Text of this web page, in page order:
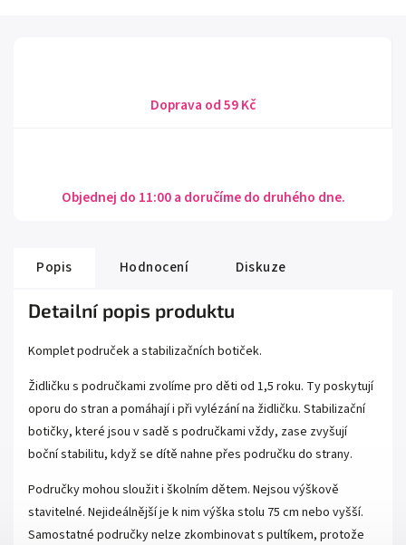
Doprava od 59 Kč
Objednej do 11:00 a doručíme do druhého dne.
Popis Hodnocení Diskuze
Detailní popis produktu
Komplet područek a stabilizačních botiček.
Židličku s područkami zvolíme pro děti od 1,5 roku. Ty poskytují
oporu do stran a pomáhají i při vylézání na židličku. Stabilizační
botičky, které jsou v sadě s područkami vždy, zase zvyšují
boční stabilitu, když se dítě nahne přes područku do strany.
Područky mohou sloužit i školním dětem. Nejsou výškově
stavitelné. Nejideálnější je k nim výška stolu 75 cm nebo vyšší.
Samostatné područky nelze zkombinovat s pultíkem, protože